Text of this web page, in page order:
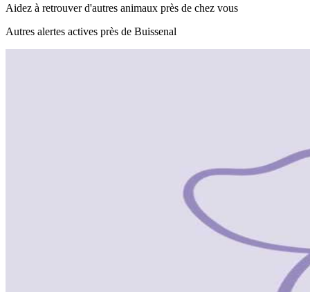
Aidez à retrouver d'autres animaux près de chez vous
Autres alertes actives près de Buissenal